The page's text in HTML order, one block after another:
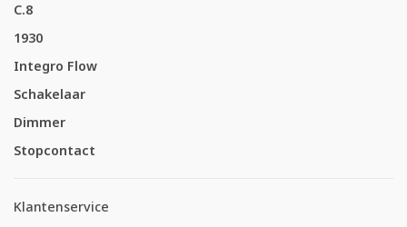
C.8
1930
Integro Flow
Schakelaar
Dimmer
Stopcontact
Klantenservice